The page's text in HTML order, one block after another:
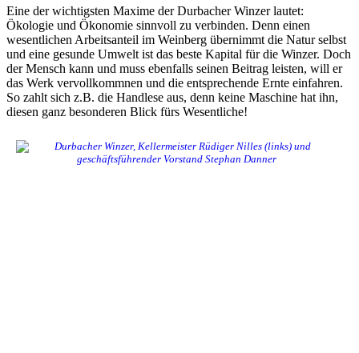
Eine der wichtigsten Maxime der Durbacher Winzer lautet:
Ökologie und Ökonomie sinnvoll zu verbinden. Denn einen
wesentlichen Arbeitsanteil im Weinberg übernimmt die Natur selbst
und eine gesunde Umwelt ist das beste Kapital für die Winzer. Doch
der Mensch kann und muss ebenfalls seinen Beitrag leisten, will er
das Werk vervollkommnen und die entsprechende Ernte einfahren.
So zahlt sich z.B. die Handlese aus, denn keine Maschine hat ihn,
diesen ganz besonderen Blick fürs Wesentliche!